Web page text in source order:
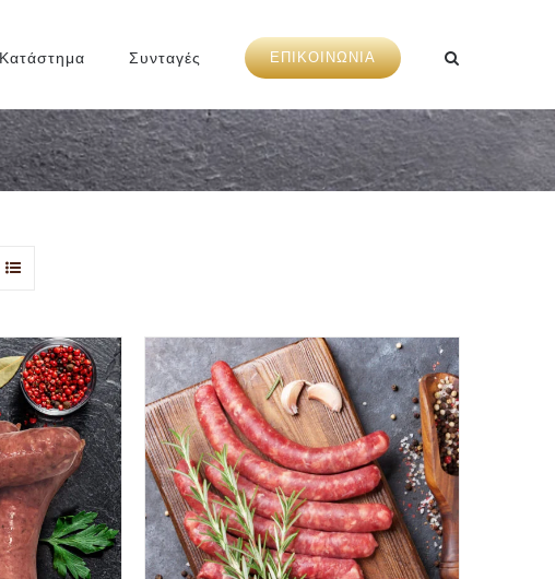
Κατάστημα Συνταγές ΕΠΙΚΟΙΝΩΝΙΑ